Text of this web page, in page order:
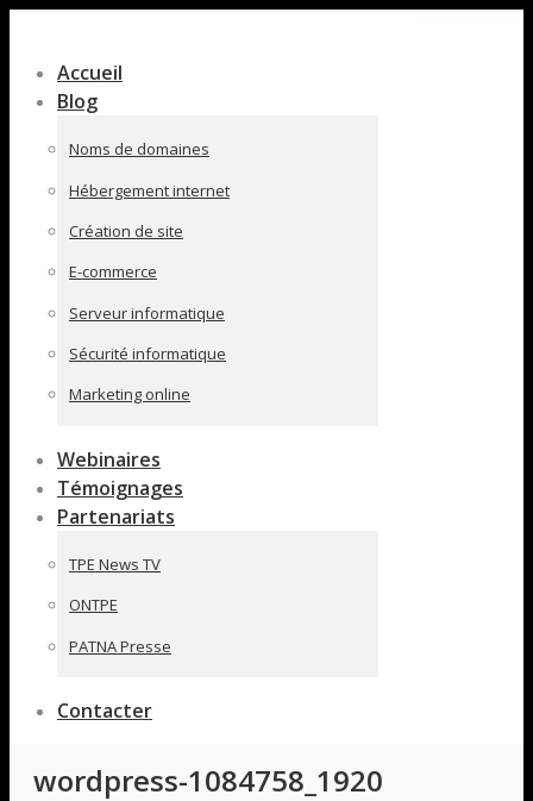
pleine
largeur
Accueil
Blog
Noms de domaines
Hébergement internet
Création de site
E-commerce
Serveur informatique
Sécurité informatique
Marketing online
Webinaires
Témoignages
Partenariats
TPE News TV
ONTPE
PATNA Presse
Contacter
wordpress-1084758_1920